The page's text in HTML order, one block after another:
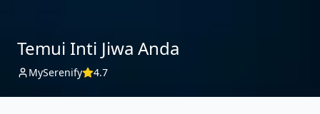
Temui Inti Jiwa Anda
MySerenify 4.7